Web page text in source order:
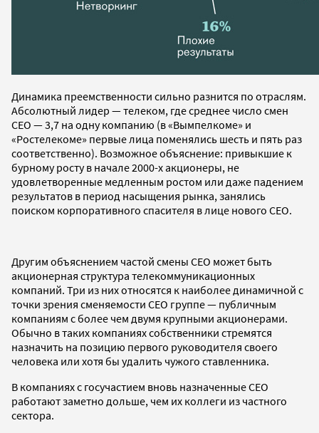
Динамика преемственности сильно разнится по отраслям.
Абсолютный лидер — телеком, где среднее число смен
СЕО — 3,7 на одну компанию (в «Вымпелкоме» и
«Ростелекоме» первые лица поменялись шесть и пять раз
соответственно). Возможное объяснение: привыкшие к
бурному росту в начале 2000-х акционеры, не
удовлетворенные медленным ростом или даже падением
результатов в период насыщения рынка, занялись
поиском корпоративного спасителя в лице нового СЕО.
Другим объяснением частой смены CEO может быть
акционерная структура телекоммуникационных
компаний. Три из них относятся к наиболее динамичной с
точки зрения сменяемости СЕО группе — публичным
компаниям с более чем двумя крупными акционерами.
Обычно в таких компаниях собственники стремятся
назначить на позицию первого руководителя своего
человека или хотя бы удалить чужого ставленника.
В компаниях с госучастием вновь назначенные СЕО
работают заметно дольше, чем их коллеги из частного
сектора.